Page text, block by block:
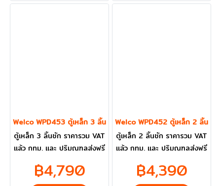
Welco WPD453 ตู้เหล็ก 3 ลิ้นชัก
ตู้เหล็ก 3 ลิ้นชัก ราคารวม VAT
แล้ว กทม. และ ปริมณฑลส่งฟรี
฿4,790
Welco WPD452 ตู้เหล็ก 2 ลิ้นชัก
ตู้เหล็ก 2 ลิ้นชัก ราคารวม VAT
แล้ว กทม. และ ปริมณฑลส่งฟรี
฿4,390